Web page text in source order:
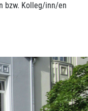
bzw. Kolleg/inn/en